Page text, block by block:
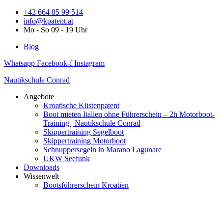
Zum
Inhalt
springen
+43 664 85 99 514
info@kpatent.at
Mo - So 09 - 19 Uhr
Blog
Whatsapp Facebook-f Instagram
Nautikschule Conrad
Angebote
Kroatische Küstenpatent
Boot mieten Italien ohne Führerschein – 2h Motorboot-
Training | Nautikschule Conrad
Skippertraining Segelboot
Skippertraining Motorboot
Schnuppersegeln in Marano Lagunare
UKW Seefunk
Downloads
Wissenwelt
Bootsführerschein Kroatien